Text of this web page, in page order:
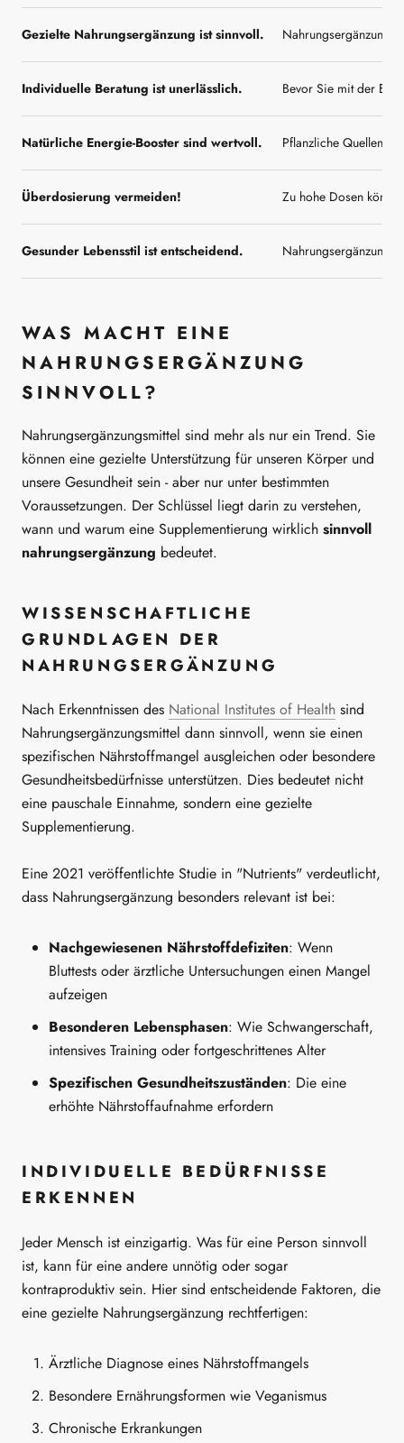
Gezielte Nahrungsergänzung ist sinnvoll.
Individuelle Beratung ist unerlässlich. Bevor Sie mit der
Natürliche Energie-Booster sind wertvoll. Pflanzliche Quellen
Überdosierung vermeiden! Zu hohe Dosen
Gesunder Lebensstil ist entscheidend.
WAS MACHT EINE
NAHRUNGSERGÄNZUNG
SINNVOLL?
Nahrungsergänzungsmittel sind mehr als nur ein Trend. Sie
können eine gezielte Unterstützung für unseren Körper und
unsere Gesundheit sein - aber nur unter bestimmten
Voraussetzungen. Der Schlüssel liegt darin zu verstehen,
wann und warum eine Supplementierung wirklich sinnvoll
nahrungsergänzung bedeutet.
WISSENSCHAFTLICHE
GRUNDLAGEN DER
NAHRUNGSERGÄNZUNG
Nach Erkenntnissen des National Institutes of Health sind
Nahrungsergänzungsmittel dann sinnvoll, wenn sie einen
spezifischen Nährstoffmangel ausgleichen oder besondere
Gesundheitsbedürfnisse unterstützen. Dies bedeutet nicht
eine pauschale Einnahme, sondern eine gezielte
Supplementierung.
Eine 2021 veröffentlichte Studie in "Nutrients" verdeutlicht,
dass Nahrungsergänzung besonders relevant ist bei:
Nachgewiesenen Nährstoffdefiziten: Wenn
Bluttests oder ärztliche Untersuchungen einen Mangel
aufzeigen
Besonderen Lebensphasen: Wie Schwangerschaft,
intensives Training oder fortgeschrittenes Alter
Spezifischen Gesundheitszuständen: Die eine
erhöhte Nährstoffaufnahme erfordern
INDIVIDUELLE BEDÜRFNISSE
ERKENNEN
Jeder Mensch ist einzigartig. Was für eine Person sinnvoll
ist, kann für eine andere unnötig oder sogar
kontraproduktiv sein. Hier sind entscheidende Faktoren, die
eine gezielte Nahrungsergänzung rechtfertigen:
Ärztliche Diagnose eines Nährstoffmangels
Besondere Ernährungsformen wie Veganismus
Chronische Erkrankungen